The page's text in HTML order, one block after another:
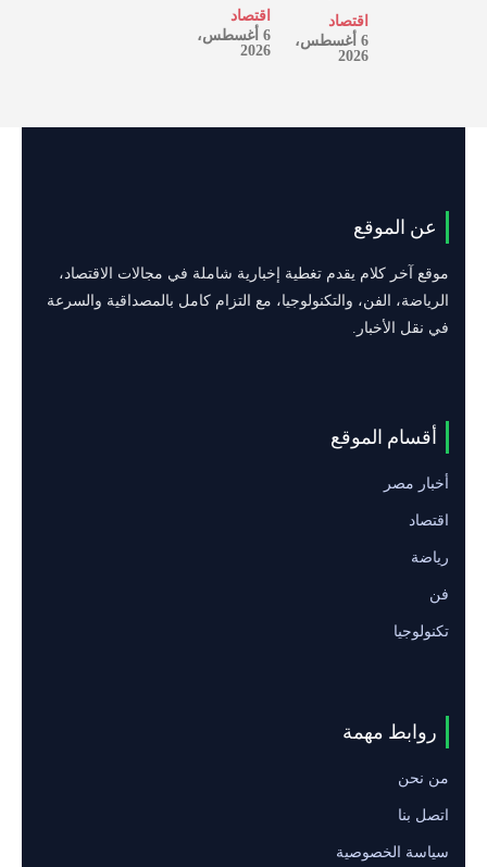
اقتصاد
6 أغسطس،
2026
اقتصاد
6 أغسطس،
2026
عن الموقع
موقع آخر كلام يقدم تغطية إخبارية شاملة في مجالات الاقتصاد،
الرياضة، الفن، والتكنولوجيا، مع التزام كامل بالمصداقية والسرعة
في نقل الأخبار.
أقسام الموقع
أخبار مصر
اقتصاد
رياضة
فن
تكنولوجيا
روابط مهمة
من نحن
اتصل بنا
سياسة الخصوصية